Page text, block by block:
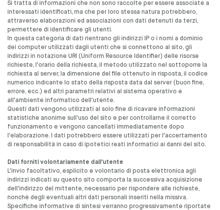
Si tratta di informazioni che non sono raccolte per essere associate a
interessati identificati, ma che per loro stessa natura potrebbero,
attraverso elaborazioni ed associazioni con dati detenuti da terzi,
permettere di identificare gli utenti.
In questa categoria di dati rientrano gli indirizzi IP o i nomi a dominio
dei computer utilizzati dagli utenti che si connettono al sito, gli
indirizzi in notazione URI (Uniform Resource Identifier) delle risorse
richieste, l'orario della richiesta, il metodo utilizzato nel sottoporre la
richiesta al server, la dimensione del file ottenuto in risposta, il codice
numerico indicante lo stato della risposta data dal server (buon fine,
errore, ecc.) ed altri parametri relativi al sistema operativo e
all'ambiente informatico dell'utente.
Questi dati vengono utilizzati al solo fine di ricavare informazioni
statistiche anonime sull'uso del sito e per controllarne il corretto
funzionamento e vengono cancellati immediatamente dopo
l'elaborazione. I dati potrebbero essere utilizzati per l'accertamento
di responsabilità in caso di ipotetici reati informatici ai danni del sito.
Dati forniti volontariamente dall'utente
L'invio facoltativo, esplicito e volontario di posta elettronica agli
indirizzi indicati su questo sito comporta la successiva acquisizione
dell'indirizzo del mittente, necessario per rispondere alle richieste,
nonchè degli eventuali altri dati personali inseriti nella missiva.
Specifiche informative di sintesi verranno progressivamente riportate